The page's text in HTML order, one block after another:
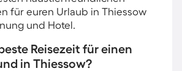
für euren Urlaub in Thiessow
und Hotel.
Reisezeit für einen
in Thiessow?